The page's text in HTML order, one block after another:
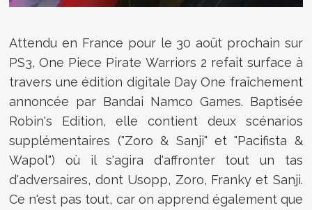
Attendu en France pour le 30 août prochain sur
PS3, One Piece Pirate Warriors 2 refait surface à
travers une édition digitale Day One fraîchement
annoncée par Bandai Namco Games. Baptisée
Robin's Edition, elle contient deux scénarios
supplémentaires ("Zoro & Sanji" et "Pacifista &
Wapol") où il s'agira d'affronter tout un tas
d'adversaires, dont Usopp, Zoro, Franky et Sanji.
Ce n'est pas tout, car on apprend également que